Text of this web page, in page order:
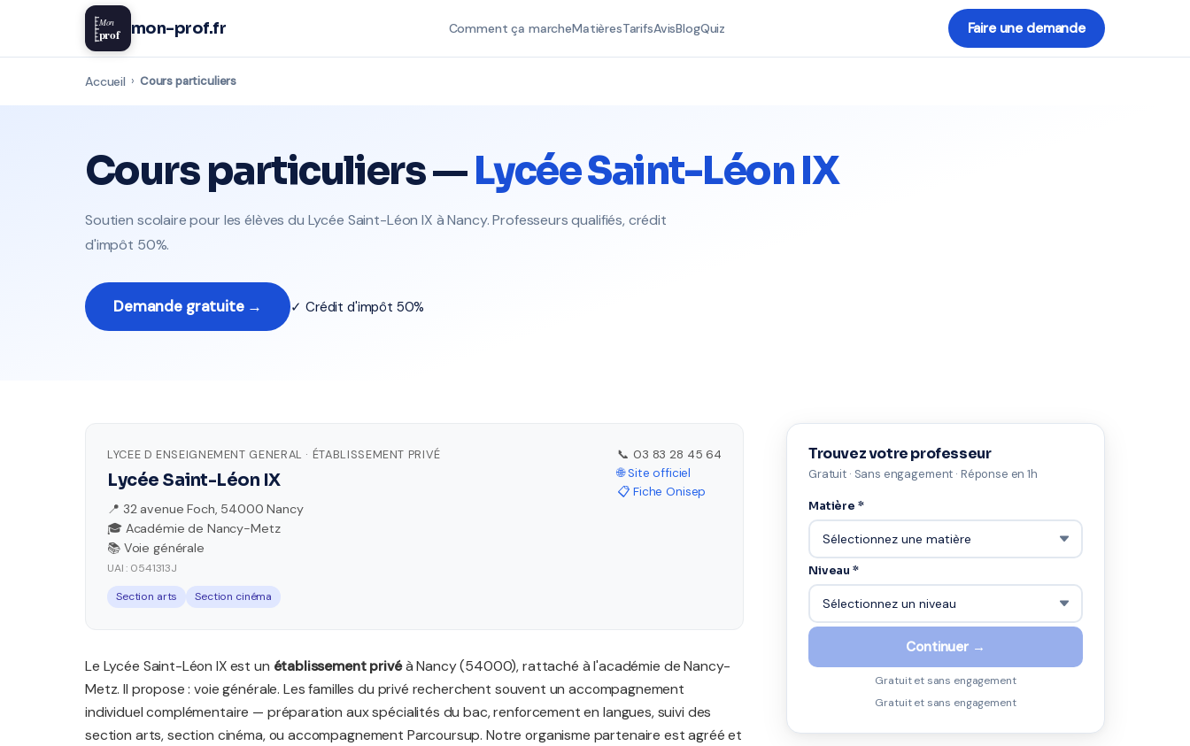
Mon
prof mon-prof.fr Comment ça marcheMatièresTarifsAvisBlogQuiz Faire une demande
Accueil › Cours particuliers
Cours particuliers —Lycée Saint-Léon IX
Soutien scolaire pour les élèves du Lycée Saint-Léon IX à Nancy. Professeurs qualifiés, crédit
d'impôt 50%.
Demande gratuite → ✓ Crédit d'impôt 50%
LYCEE D ENSEIGNEMENT GENERAL · ÉTABLISSEMENT PRIVÉ
Lycée Saint-Léon IX
📍 32 avenue Foch, 54000 Nancy
🎓 Académie de Nancy-Metz
📚 Voie générale
UAI : 0541313J
Section arts
Section cinéma
📞 03 83 28 45 64
🌐 Site officiel
📋 Fiche Onisep
Le Lycée Saint-Léon IX est un établissement privéà Nancy (54000), rattaché à l'académie de Nancy-
Metz. Il propose : voie générale. Les familles du privé recherchent souvent un accompagnement
individuel complémentaire — préparation aux spécialités du bac, renforcement en langues, suivi des
section arts, section cinéma, ou accompagnement Parcoursup. Notre organisme partenaire est agréé et
Trouvez votre professeur
Gratuit · Sans engagement · Réponse en 1h
Matière *
Niveau *
Continuer →
Gratuit et sans engagement
Gratuit et sans engagement